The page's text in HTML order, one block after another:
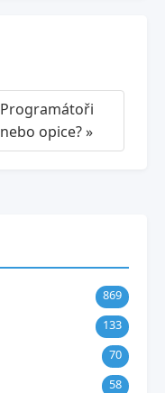
Programátoři
nebo opice? »
869
133
70
58